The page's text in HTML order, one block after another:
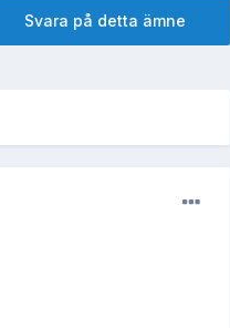
Svara på detta ämne